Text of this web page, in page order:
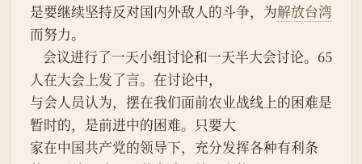
是要继续坚持反对国内外敌人的斗争，为解放台湾
而努力。
人在大会上发了言。在讨论中，
与会人员认为，摆在我们面前农业战线上的困难是
暂时的，是前进中的困难。只要大
家在中国共产党的领导下，充分发挥各种有利条